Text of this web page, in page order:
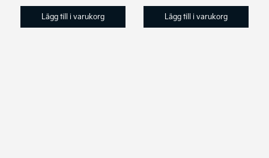
Lägg till i varukorg Lägg till i varukorg